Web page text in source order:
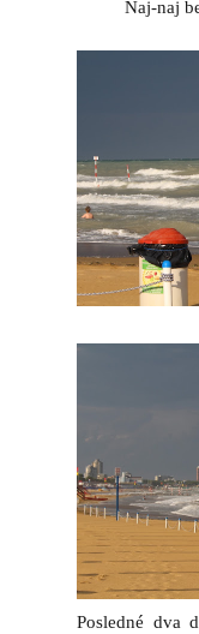
Naj-naj
Posledné dva